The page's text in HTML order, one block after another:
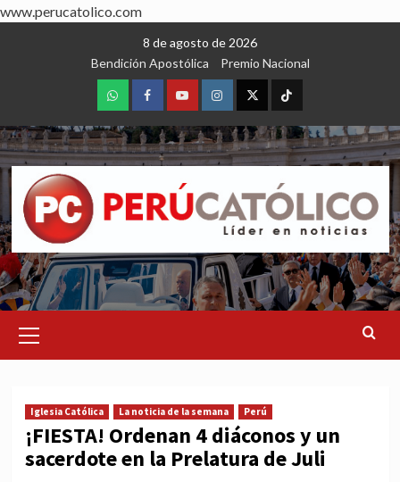
www.perucatolico.com
8 de agosto de 2026
Bendición Apostólica
Premio Nacional
WhatsAppFacebookYoutubeInstagram
X TikTok
Menu
Iglesia Católica La noticia de la semana Perú
¡FIESTA! Ordenan 4 diáconos y un
sacerdote en la Prelatura de Juli